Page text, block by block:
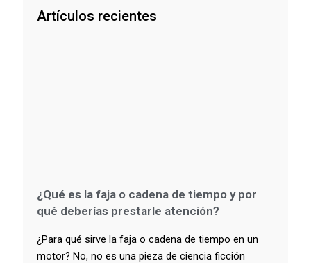
Artículos recientes
¿Qué es la faja o cadena de tiempo y por
qué deberías prestarle atención?
¿Para qué sirve la faja o cadena de tiempo en un
motor? No, no es una pieza de ciencia ficción